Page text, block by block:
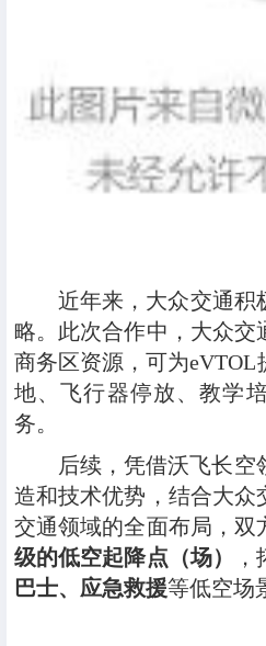
近年来，大众交通积
略。此次合作中，大众交
商务区资源，可为
地、飞行器停放、教学
务。
后续，凭借沃飞长空
造和技术优势，结合大众
交通领域的全面布局，双
级的低空起降点（场）
巴士、应急救援等低空场